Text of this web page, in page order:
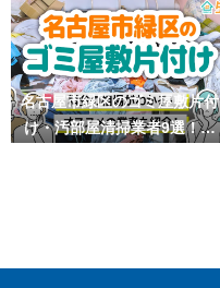
名古屋市緑区のゴミ屋敷片付
け・汚部屋清掃業者9選！安